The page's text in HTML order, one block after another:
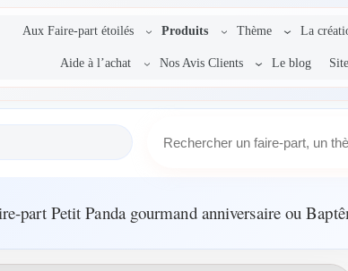
Aux Faire-part étoilés Produits Thème La
Aide à l’achat Nos Avis Clients Le blog
r
h
part Petit Panda gourmand anniversaire ou